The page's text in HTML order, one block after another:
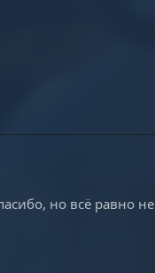
но всё равно не